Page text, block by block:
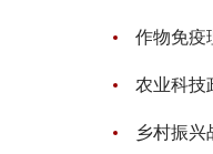
作物免疫
农业科技
乡村振兴